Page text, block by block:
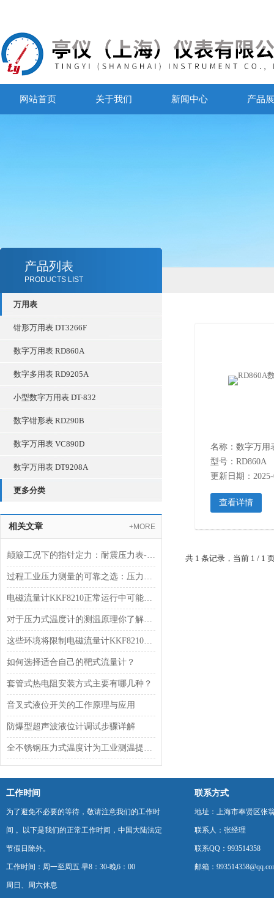
网站首页 关于我们 新闻中心 产品
产品列表
PRODUCTS LIST
万用表
钳形万用表 DT3266F
数字万用表 RD860A
数字多用表 RD9205A
小型数字万用表 DT-832
数字钳形表 RD290B
数字万用表 VC890D
数字万用表 DT9208A
更多分类
相关文章 +MORE
颠簸工况下的指针定力：耐震压力表-YN系列的阻尼构造与现场测压实践
过程工业压力测量的可靠之选：压力变送器EJA430E选型要点解析
电磁流量计KKF8210正常运行中可能会出现哪些问题？
对于压力式温度计的测温原理你了解多少？
这些环境将限制电磁流量计KKF8210的优点发挥
如何选择适合自己的靶式流量计？
套管式热电阻安装方式主要有哪几种？
音叉式液位开关的工作原理与应用
防爆型超声波液位计调试步骤详解
全不锈钢压力式温度计为工业测温提供坚固可靠的解决方案
名称：数字万用
型号：RD860A
更新日期：
查看详情
共 1 条记录，当前 1 / 1
工作时间
为了避免不必要的等待，敬请注意我们的工作时
间 。以下是我们的正常工作时间，中国大陆法定
节假日除外。
工作时间：周一至周五 早8：30-晚6：00
周日、周六休息
联系方式
地址：上海市奉贤区张
联系人：张经理
联系QQ：993514358
邮箱：